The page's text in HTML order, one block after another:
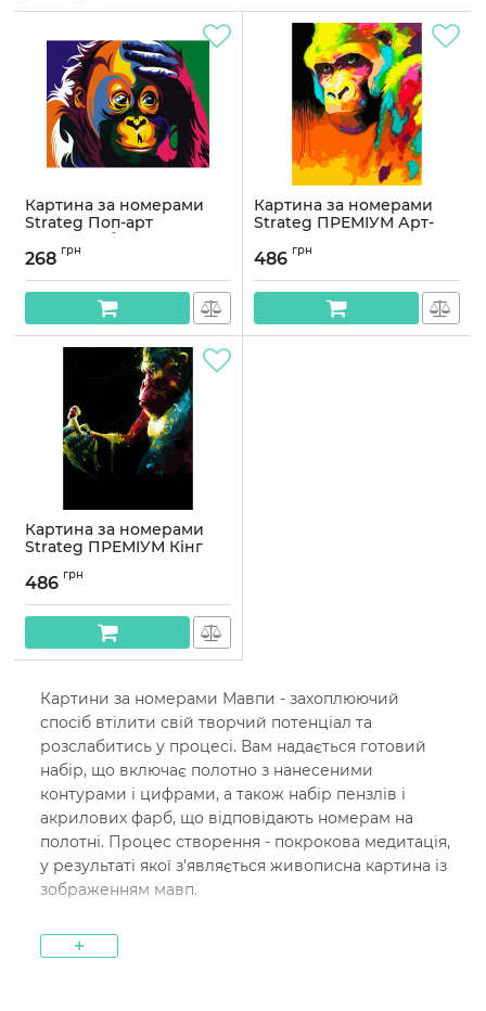
Картина за номерами
Strateg Поп-арт
мавпочка без
підрамника розміром
Артикул:BR002
268 грн
Картина за номерами
Strateg ПРЕМІУМ Арт-
40х50 см (SY6671)
Артикул:SY6671
486 грн
Картина за номерами
Strateg ПРЕМІУМ Кінг
розміром 40х50 см
Артикул:SY6642
486 грн
Картини за номерами Мавпи - захоплюючий
спосіб втілити свій творчий потенціал та
розслабитись у процесі. Вам надається готовий
набір, що включає полотно з нанесеними
контурами і цифрами, а також набір пензлів і
акрилових фарб, що відповідають номерам на
полотні. Процес створення - покрокова медитація,
у результаті якої з'являється живописна картина із
зображенням мавп.
Навіть якщо ви новачок у живописі, картини за
номерами – чудовий спосіб познайомитися з
+